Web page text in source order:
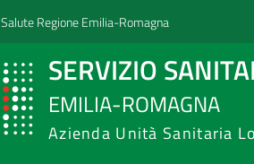
Regione Emilia-Romagna
SERVIZIO
EMILIA-ROMAGNA
Azienda Unità Sanitaria